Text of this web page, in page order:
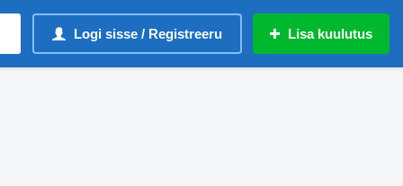
Logi sisse / Registreeru Lisa kuulutus